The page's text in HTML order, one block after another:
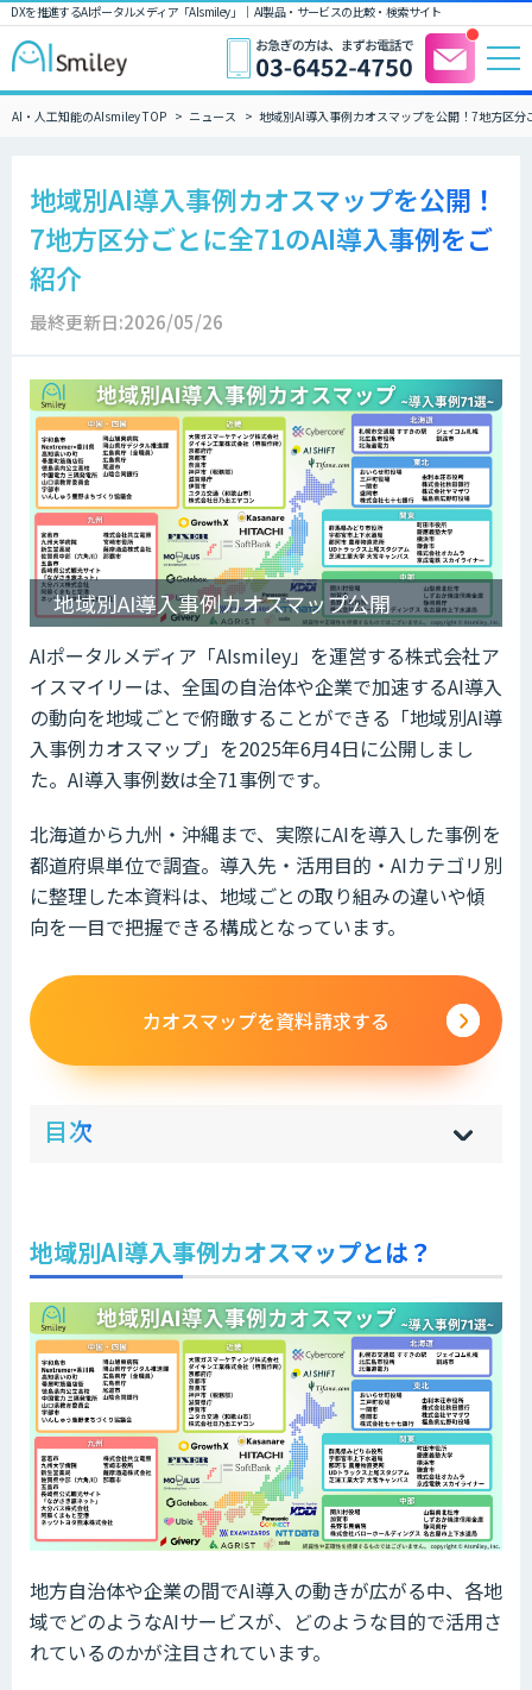
DXを推進するAIポータルメディア「AIsmiley」｜ AI製品・サービスの比較・検索サイト
AI・人工知能のAIsmiley TOP ニュース 地域別AI導入事例カオスマップを公開！7地方区
地域別AI導入事例カオスマップを公開！
7地方区分ごとに全71のAI導入事例をご
紹介
最終更新日:2026/05/26
地域別AI導入事例カオスマップ公開
AIポータルメディア「AIsmiley」を運営する株式会社ア
イスマイリーは、全国の自治体や企業で加速するAI導入
の動向を地域ごとで俯瞰することができる「地域別AI導
入事例カオスマップ」を2025年6月4日に公開しまし
た。AI導入事例数は全71事例です。
北海道から九州・沖縄まで、実際にAIを導入した事例を
都道府県単位で調査。導入先・活用目的・AIカテゴリ別
に整理した本資料は、地域ごとの取り組みの違いや傾
向を一目で把握できる構成となっています。
カオスマップを資料請求する
目次 hi
]
sh
]
地域別AI導入事例カオスマップとは？
地方自治体や企業の間でAI導入の動きが広がる中、各地
域でどのようなAIサービスが、どのような目的で活用さ
れているのかが注目されています。